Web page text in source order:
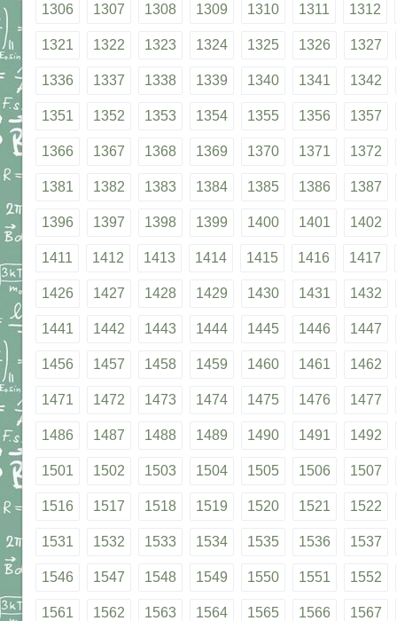
1306 1307 1308 1309 1310 1311 1312
1321 1322 1323 1324 1325 1326 1327
1336 1337 1338 1339 1340 1341 1342
1351 1352 1353 1354 1355 1356 1357
1366 1367 1368 1369 1370 1371 1372
1381 1382 1383 1384 1385 1386 1387
1396 1397 1398 1399 1400 1401 1402
1411 1412 1413 1414 1415 1416 1417
1426 1427 1428 1429 1430 1431 1432
1441 1442 1443 1444 1445 1446 1447
1456 1457 1458 1459 1460 1461 1462
1471 1472 1473 1474 1475 1476 1477
1486 1487 1488 1489 1490 1491 1492
1501 1502 1503 1504 1505 1506 1507
1516 1517 1518 1519 1520 1521 1522
1531 1532 1533 1534 1535 1536 1537
1546 1547 1548 1549 1550 1551 1552
1561 1562 1563 1564 1565 1566 1567